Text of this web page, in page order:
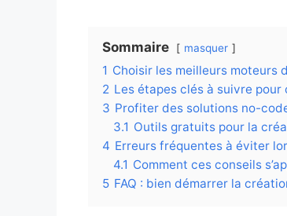
Sommaire masquer
1 Choisir les meilleurs moteurs
2 Les étapes clés à suivre
3 Profiter des solutions no-
3.1 Outils gratuits pour la
4 Erreurs fréquentes à éviter
4.1 Comment ces conseils
5 FAQ : bien démarrer la